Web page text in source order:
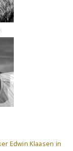
Edwin Klaasen in